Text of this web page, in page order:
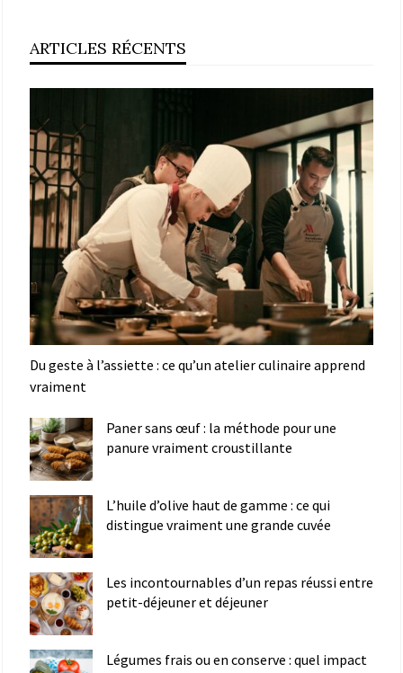
ARTICLES RÉCENTS
Du geste à l’assiette : ce qu’un atelier culinaire apprend
vraiment
Paner sans œuf : la méthode pour une
panure vraiment croustillante
L’huile d’olive haut de gamme : ce qui
distingue vraiment une grande cuvée
Les incontournables d’un repas réussi entre
petit-déjeuner et déjeuner
Légumes frais ou en conserve : quel impact